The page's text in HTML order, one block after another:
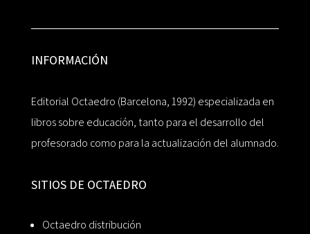
INFORMACIÓN
Editorial Octaedro (Barcelona, 1992) especializada en
libros sobre educación, tanto para el desarrollo del
profesorado como para la actualización del alumnado.
SITIOS DE OCTAEDRO
Octaedro distribución